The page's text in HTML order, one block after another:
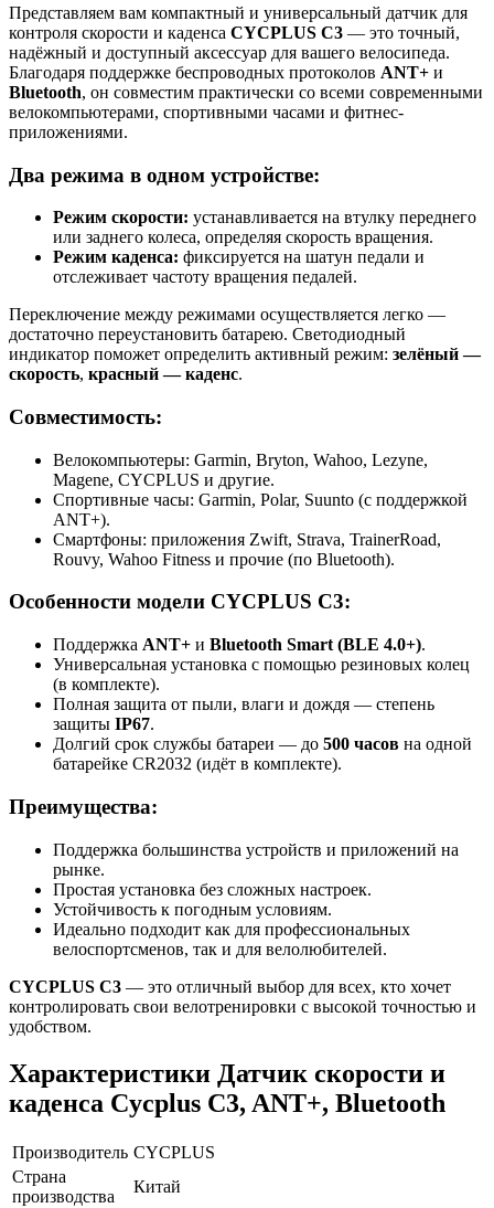
Представляем вам компактный и универсальный датчик для
контроля скорости и каденса CYCPLUS C3 — это точный,
надёжный и доступный аксессуар для вашего велосипеда.
Благодаря поддержке беспроводных протоколов ANT+ и
Bluetooth, он совместим практически со всеми современными
велокомпьютерами, спортивными часами и фитнес-
приложениями.
Два режима в одном устройстве:
Режим скорости: устанавливается на втулку переднего
или заднего колеса, определяя скорость вращения.
Режим каденса: фиксируется на шатун педали и
отслеживает частоту вращения педалей.
Переключение между режимами осуществляется легко —
достаточно переустановить батарею. Светодиодный
индикатор поможет определить активный режим: зелёный —
скорость, красный — каденс.
Совместимость:
Велокомпьютеры: Garmin, Bryton, Wahoo, Lezyne,
Magene, CYCPLUS и другие.
Спортивные часы: Garmin, Polar, Suunto (с поддержкой
ANT+).
Смартфоны: приложения Zwift, Strava, TrainerRoad,
Rouvy, Wahoo Fitness и прочие (по Bluetooth).
Особенности модели CYCPLUS C3:
Поддержка ANT+ и Bluetooth Smart (BLE 4.0+).
Универсальная установка с помощью резиновых колец
(в комплекте).
Полная защита от пыли, влаги и дождя — степень
защиты IP67.
Долгий срок службы батареи — до 500 часов на одной
батарейке CR2032 (идёт в комплекте).
Преимущества:
Поддержка большинства устройств и приложений на
рынке.
Простая установка без сложных настроек.
Устойчивость к погодным условиям.
Идеально подходит как для профессиональных
велоспортсменов, так и для велолюбителей.
CYCPLUS C3 — это отличный выбор для всех, кто хочет
контролировать свои велотренировки с высокой точностью и
удобством.
Характеристики Датчик скорости и
каденса Cycplus C3, ANT+, Bluetooth
Производитель CYCPLUS
Страна
производства
Китай